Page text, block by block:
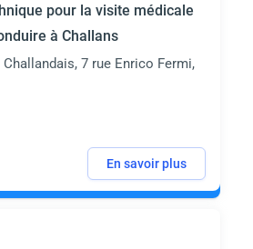
pour la visite médicale
à Challans
Challandais, 7 rue Enrico Fermi,
En savoir plus